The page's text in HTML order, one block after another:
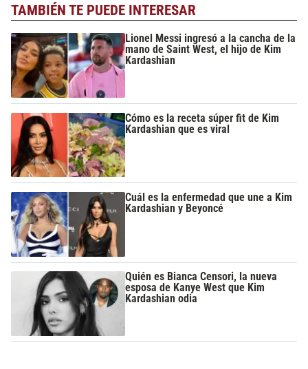
TAMBIÉN TE PUEDE INTERESAR
Lionel Messi ingresó a la cancha de la
mano de Saint West, el hijo de Kim
Kardashian
Cómo es la receta súper fit de Kim
Kardashian que es viral
Cuál es la enfermedad que une a Kim
Kardashian y Beyoncé
Quién es Bianca Censori, la nueva
esposa de Kanye West que Kim
Kardashian odia